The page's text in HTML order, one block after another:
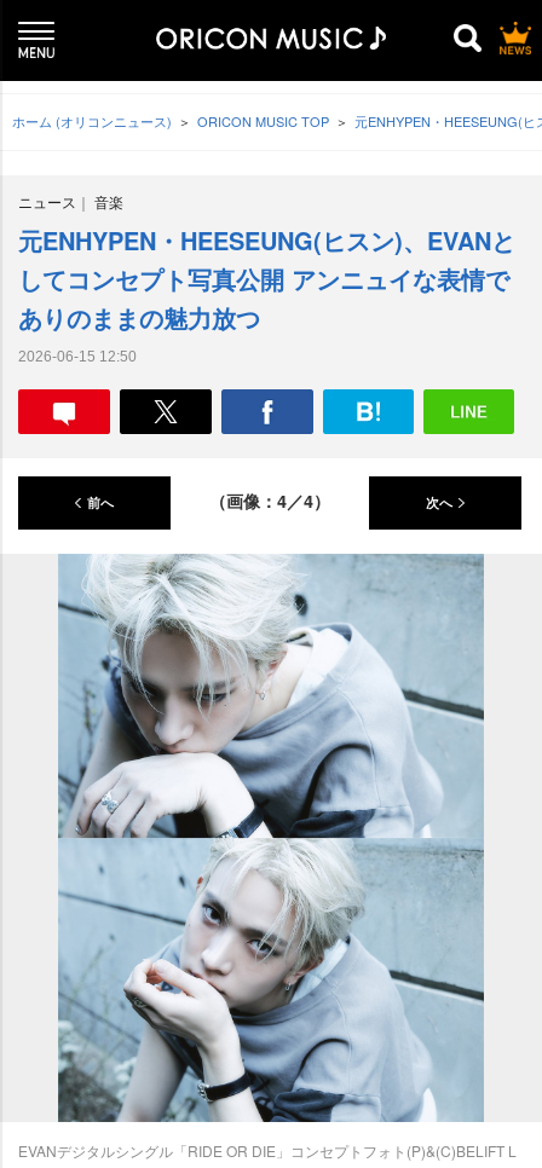
ホーム (オリコンニュース) ORICON MUSIC TOP 元ENHYPEN・HEESEUNG(
ニュース 音楽
元ENHYPEN・HEESEUNG(ヒスン)、EVANと
してコンセプト写真公開 アンニュイな表情で
ありのままの魅力放つ
2026-06-15 12:50
前へ （画像：4／4） 次へ
EVANデジタルシングル「RIDE OR DIE」コンセプトフォト(P)&(C)BELIFT L